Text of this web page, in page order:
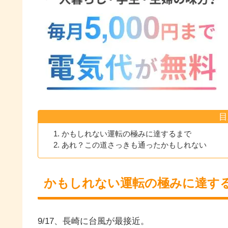
かもしれない運転の極みに達するまで
あれ？この道さっきも通ったかもしれない
かもしれない運転の極みに達す
9/17、長崎に台風が最接近。